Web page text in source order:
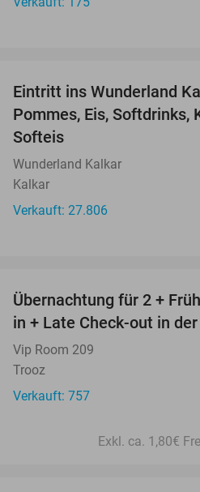
Eintritt ins Wunderland
Pommes, Eis, Softdrinks,
Softeis
Wunderland Kalkar
Kalkar
Verkauft: 27.806
Übernachtung für 2 +
in + Late Check-out in
Vip Room 209
Trooz
Verkauft: 757
Exkl. ca. 1,80€